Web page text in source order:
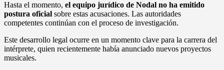
Hasta el momento, el equipo jurídico de Nodal no ha emitido
postura oficial sobre estas acusaciones. Las autoridades
competentes continúan con el proceso de investigación.
Este desarrollo legal ocurre en un momento clave para la carrera del
intérprete, quien recientemente había anunciado nuevos proyectos
musicales.